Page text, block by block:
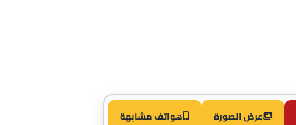
عرض الصورة هواتف مشابهة